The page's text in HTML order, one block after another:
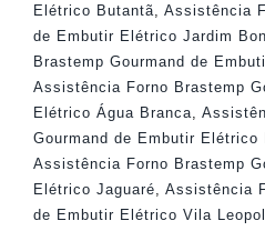
Elétrico Butantã, Assistência
de Embutir Elétrico Jardim
Brastemp Gourmand de
Assistência Forno Brastemp
Elétrico Água Branca,
Gourmand de Embutir Elétrico
Assistência Forno Brastemp
Elétrico Jaguaré, Assistência
de Embutir Elétrico Vila